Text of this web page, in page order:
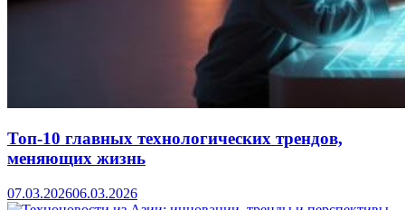
Топ-10 главных технологических трендов,
меняющих жизнь
07.03.202606.03.2026